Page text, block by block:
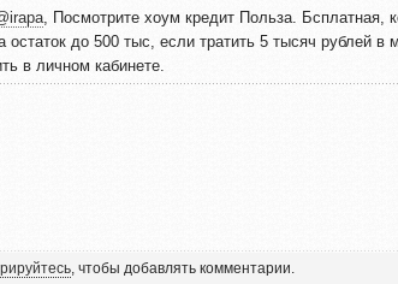
, Посмотрите хоум кредит Польза. Бсплатная,
остаток до 500 тыс, если тратить 5 тысяч рублей
в личном кабинете.
, чтобы добавлять комментарии.